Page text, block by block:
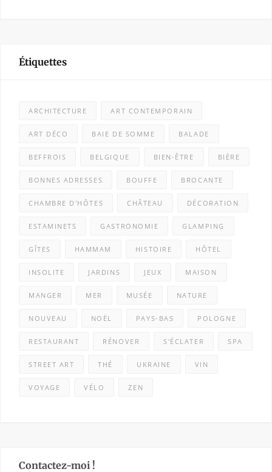
Étiquettes
ARCHITECTURE ART CONTEMPORAIN
ART DÉCO BAIE DE SOMME BALADE
BEFFROIS BELGIQUE BIEN-ÊTRE BIÈRE
BONNES ADRESSES BOUFFE BROCANTE
CHAMBRE D'HÔTES CHÂTEAU DÉCORATION
ESTAMINETS GASTRONOMIE GLAMPING
GÎTES HAMMAM HISTOIRE HÔTEL
INSOLITE JARDINS JEUX MAISON
MANGER MER MUSÉE NATURE
NOUVEAU NOËL PAYS-BAS POLOGNE
RESTAURANT RÉNOVER S'ÉCLATER SPA
STREET ART THÉ UKRAINE VIN
VOYAGE VÉLO ZEN
Contactez-moi !